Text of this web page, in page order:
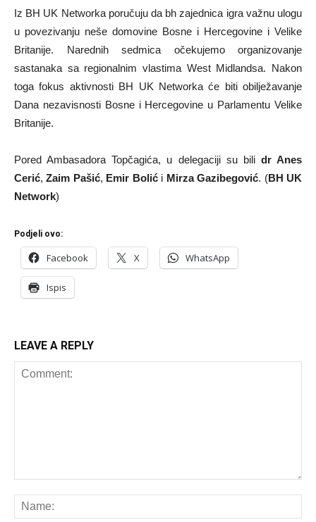
Iz BH UK Networka poručuju da bh zajednica igra važnu ulogu
u povezivanju neše domovine Bosne i Hercegovine i Velike
Britanije. Narednih sedmica očekujemo organizovanje
sastanaka sa regionalnim vlastima West Midlandsa. Nakon
toga fokus aktivnosti BH UK Networka će biti obilježavanje
Dana nezavisnosti Bosne i Hercegovine u Parlamentu Velike
Britanije.
Pored Ambasadora Topčagića, u delegaciji su bili dr Anes
Cerić,Zaim Pašić, Emir Bolići Mirza Gazibegović. (BH UK
Network)
Podjeli ovo:
Facebook X WhatsApp
Ispis
LEAVE A REPLY